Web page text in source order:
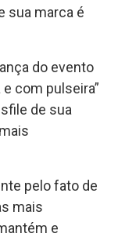
sua marca é
do evento
com pulseira”
de sua
pelo fato de
mais
e